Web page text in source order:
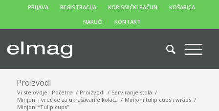
PRIJAVA REGISTRACIJA KORISNIČKI RAČUN
KOŠARICA
NARUČI
KONTAKT
Proizvodi
Vi ste ovdje: Početna / Proizvodi / Serviranje stola /
Minjoni i vrećice za ukrašavanje kolača / Minjoni tulip cups i wraps /
Minjoni “Tulip cups”